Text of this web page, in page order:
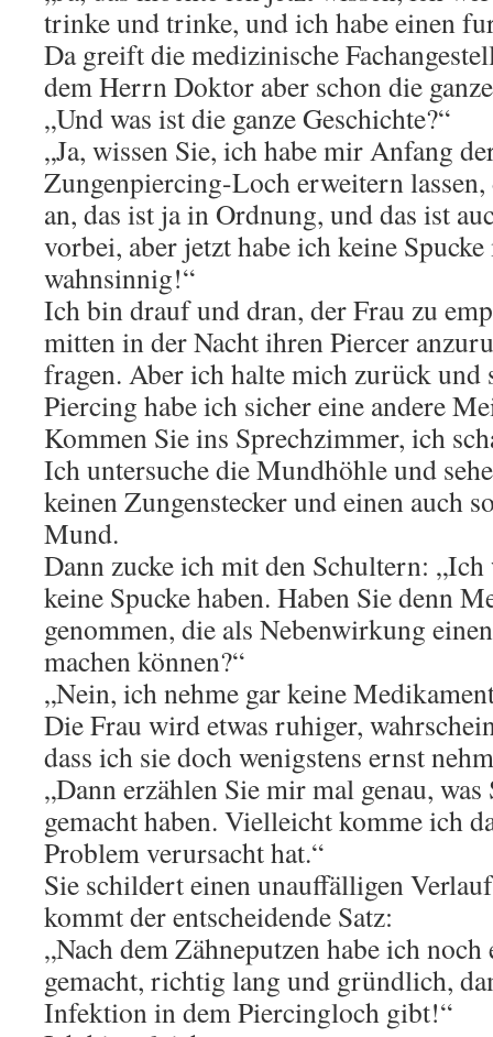
trinke und trinke, und ich habe einen
Da greift die medizinische
dem Herrn Doktor aber schon die
„Und was ist die ganze Geschichte?“
„Ja, wissen Sie, ich habe mir Anfang
Zungenpiercing-Loch erweitern
an, das ist ja in Ordnung, und das ist
vorbei, aber jetzt habe ich keine
wahnsinnig!“
Ich bin drauf und dran, der Frau zu
mitten in der Nacht ihren Piercer
fragen. Aber ich halte mich zurück und
Piercing habe ich sicher eine andere
Kommen Sie ins Sprechzimmer, ich
Ich untersuche die Mundhöhle und
keinen Zungenstecker und einen auch
Mund.
Dann zucke ich mit den Schultern:
keine Spucke haben. Haben Sie denn
genommen, die als Nebenwirkung
machen können?“
„Nein, ich nehme gar keine
Die Frau wird etwas ruhiger,
dass ich sie doch wenigstens ernst
„Dann erzählen Sie mir mal genau,
gemacht haben. Vielleicht komme ich
Problem verursacht hat.“
Sie schildert einen unauffälligen
kommt der entscheidende Satz:
„Nach dem Zähneputzen habe ich
gemacht, richtig lang und gründlich,
Infektion in dem Piercingloch gibt!“